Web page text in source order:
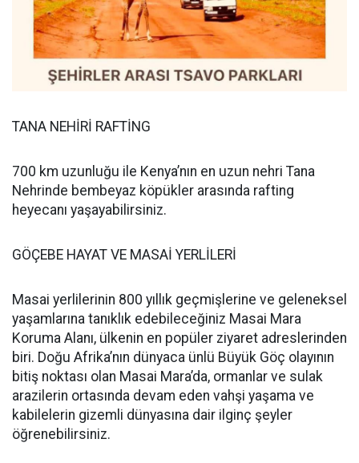
TANA NEHİRİ RAFTİNG
700 km uzunluğu ile Kenya’nın en uzun nehri Tana
Nehrinde bembeyaz köpükler arasında rafting
heyecanı yaşayabilirsiniz.
GÖÇEBE HAYAT VE MASAİ YERLİLERİ
Masai yerlilerinin 800 yıllık geçmişlerine ve geleneksel
yaşamlarına tanıklık edebileceğiniz Masai Mara
Koruma Alanı, ülkenin en popüler ziyaret adreslerinden
biri. Doğu Afrika’nın dünyaca ünlü Büyük Göç olayının
bitiş noktası olan Masai Mara’da, ormanlar ve sulak
arazilerin ortasında devam eden vahşi yaşama ve
kabilelerin gizemli dünyasına dair ilginç şeyler
öğrenebilirsiniz.